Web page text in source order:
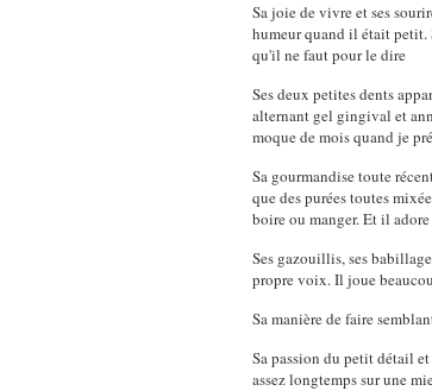
Sa joie de vivre et ses
humeur quand il était petit.
qu'il ne faut pour le dire
Ses deux petites dents
alternant gel gingival et
moque de mois quand je
Sa gourmandise toute
que des purées toutes
boire ou manger. Et il
Ses gazouillis, ses
propre voix. Il joue
Sa manière de faire
Sa passion du petit détail
assez longtemps sur une